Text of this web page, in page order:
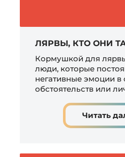
ЛЯРВЫ, КТО ОНИ
Кормушкой для
люди, которые
негативные эмоции в
обстоятельств или
Читать